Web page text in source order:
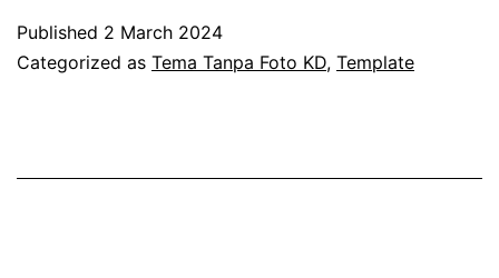
(Tanpa
Published 2 March 2024
Categorized as Tema Tanpa Foto KD, Template